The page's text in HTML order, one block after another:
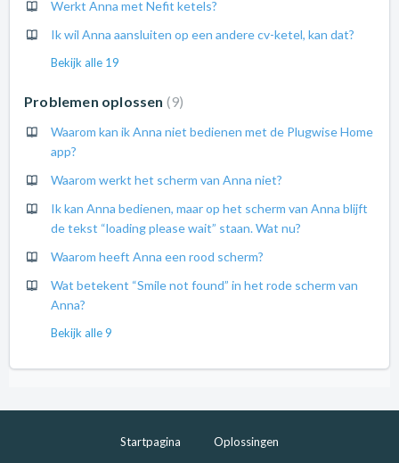
Werkt Anna met Nefit ketels?
Ik wil Anna aansluiten op een andere cv-ketel, kan dat?
Bekijk alle 19
Problemen oplossen 9
Waarom kan ik Anna niet bedienen met de Plugwise Home
app?
Waarom werkt het scherm van Anna niet?
Ik kan Anna bedienen, maar op het scherm van Anna blijft
de tekst “loading please wait” staan. Wat nu?
Waarom heeft Anna een rood scherm?
Wat betekent “Smile not found” in het rode scherm van
Anna?
Bekijk alle 9
Startpagina Oplossingen